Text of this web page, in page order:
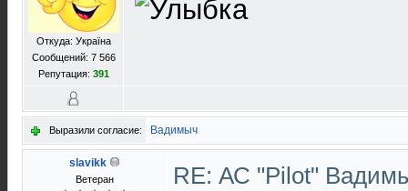
Откуда: Україна
Сообщений: 7 566
Репутация: 391
Выразили согласие: Вадимыч
slavikk
Ветеран
RE: АС "Pilot"